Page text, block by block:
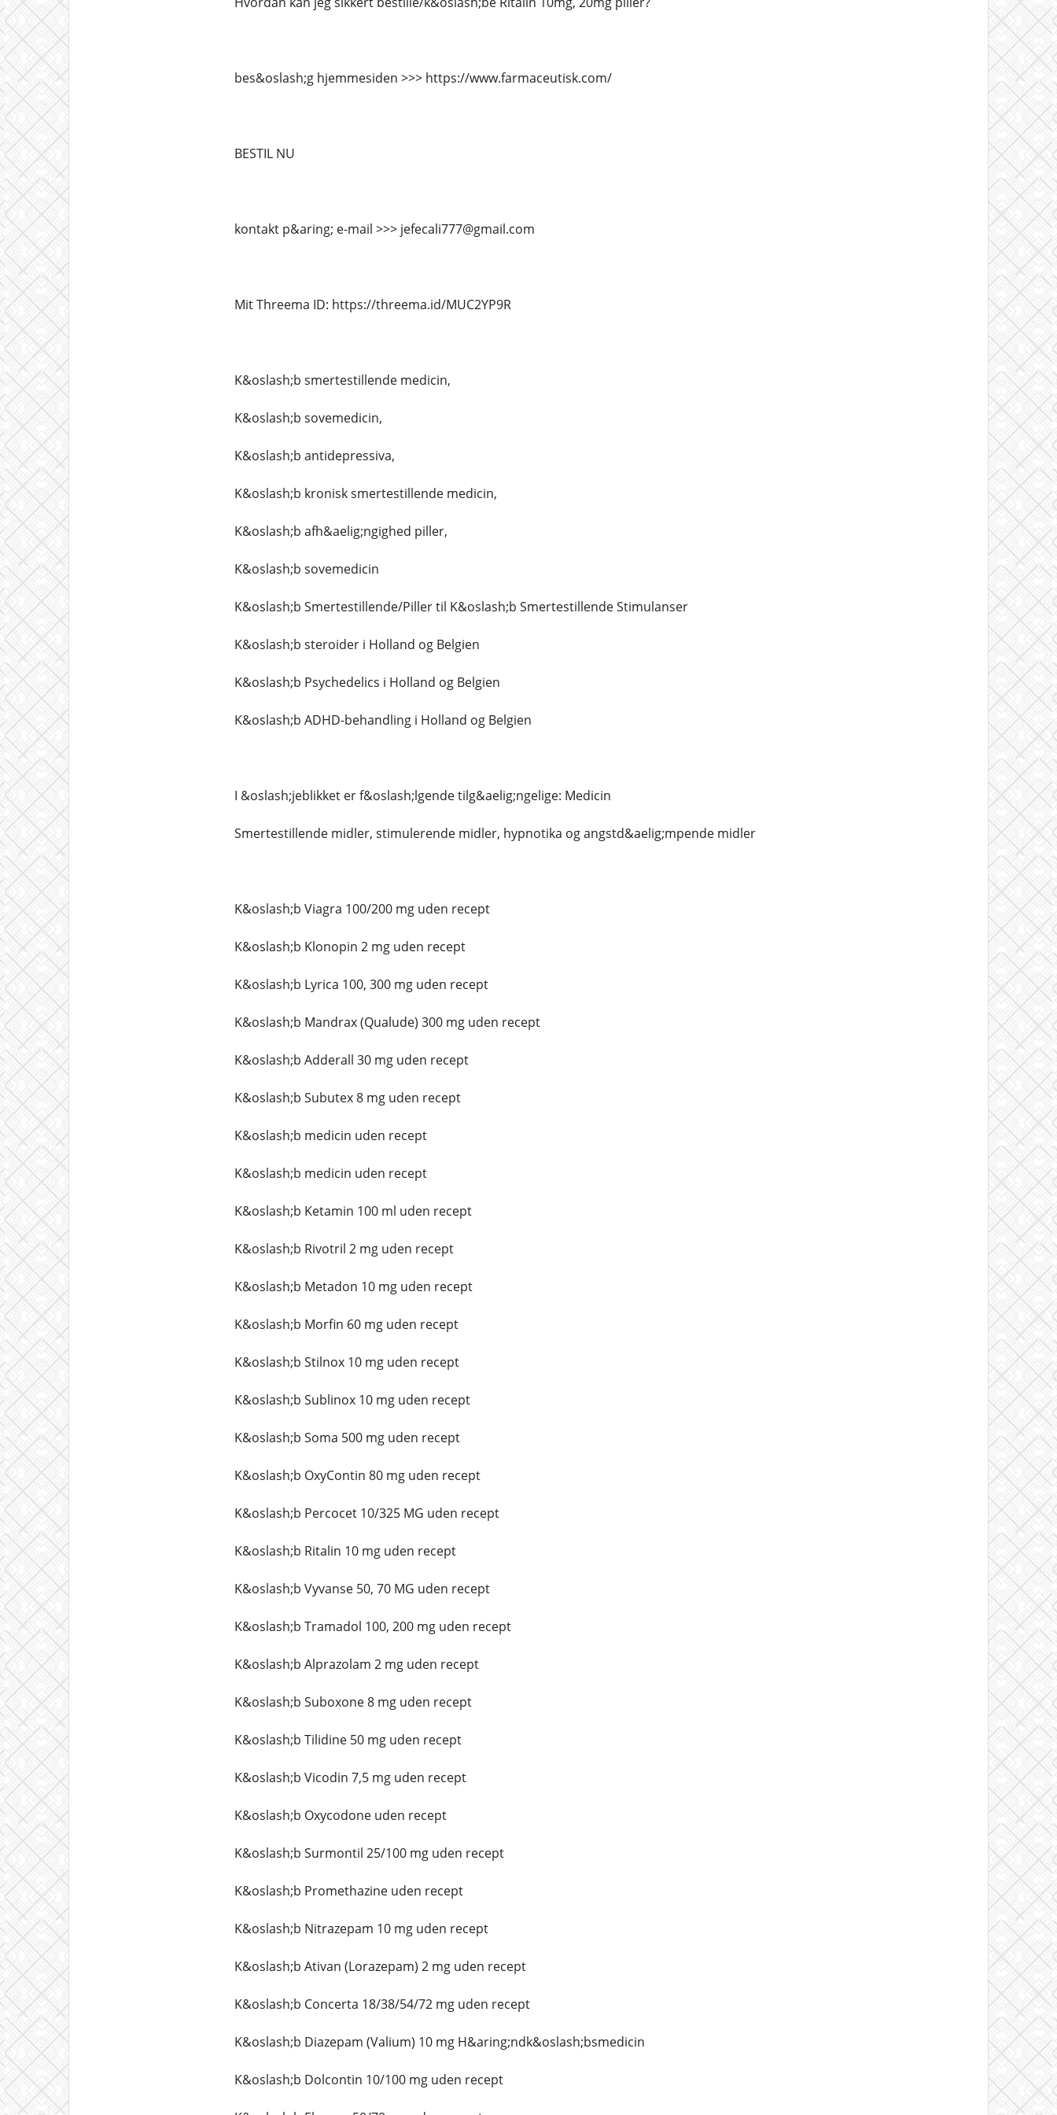
bes&oslash;g hjemmesiden >>> https://www.farmaceutisk.com/
BESTIL NU
kontakt p&aring; e-mail >>> jefecali777@gmail.com
Mit Threema ID: https://threema.id/MUC2YP9R
K&oslash;b smertestillende medicin,
K&oslash;b sovemedicin,
K&oslash;b antidepressiva,
K&oslash;b kronisk smertestillende medicin,
K&oslash;b afh&aelig;ngighed piller,
K&oslash;b sovemedicin
K&oslash;b Smertestillende/Piller til K&oslash;b Smertestillende Stimulanser
K&oslash;b steroider i Holland og Belgien
K&oslash;b Psychedelics i Holland og Belgien
K&oslash;b ADHD-behandling i Holland og Belgien
I &oslash;jeblikket er f&oslash;lgende tilg&aelig;ngelige: Medicin
Smertestillende midler, stimulerende midler, hypnotika og angstd&aelig;mpende midler
K&oslash;b Viagra 100/200 mg uden recept
K&oslash;b Klonopin 2 mg uden recept
K&oslash;b Lyrica 100, 300 mg uden recept
K&oslash;b Mandrax (Qualude) 300 mg uden recept
K&oslash;b Adderall 30 mg uden recept
K&oslash;b Subutex 8 mg uden recept
K&oslash;b medicin uden recept
K&oslash;b medicin uden recept
K&oslash;b Ketamin 100 ml uden recept
K&oslash;b Rivotril 2 mg uden recept
K&oslash;b Metadon 10 mg uden recept
K&oslash;b Morfin 60 mg uden recept
K&oslash;b Stilnox 10 mg uden recept
K&oslash;b Sublinox 10 mg uden recept
K&oslash;b Soma 500 mg uden recept
K&oslash;b OxyContin 80 mg uden recept
K&oslash;b Percocet 10/325 MG uden recept
K&oslash;b Ritalin 10 mg uden recept
K&oslash;b Vyvanse 50, 70 MG uden recept
K&oslash;b Tramadol 100, 200 mg uden recept
K&oslash;b Alprazolam 2 mg uden recept
K&oslash;b Suboxone 8 mg uden recept
K&oslash;b Tilidine 50 mg uden recept
K&oslash;b Vicodin 7,5 mg uden recept
K&oslash;b Oxycodone uden recept
K&oslash;b Surmontil 25/100 mg uden recept
K&oslash;b Promethazine uden recept
K&oslash;b Nitrazepam 10 mg uden recept
K&oslash;b Ativan (Lorazepam) 2 mg uden recept
K&oslash;b Concerta 18/38/54/72 mg uden recept
K&oslash;b Diazepam (Valium) 10 mg H&aring;ndk&oslash;bsmedicin
K&oslash;b Dolcontin 10/100 mg uden recept